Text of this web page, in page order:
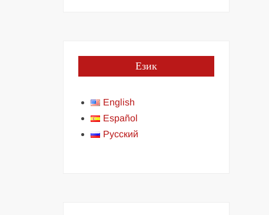
Език
English
Español
Русский